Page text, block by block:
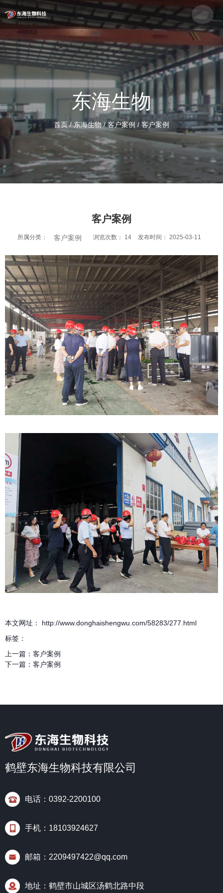
东海生物
首页/东海生物 /客户案例 /客户案例
客户案例
所属分类： 客户案例 浏览次数： 14 发布时间： 2025-03-11
本文网址： http://www.donghaishengwu.com/58283/277.html
标签：
上一篇： 客户案例
下一篇： 客户案例
鹤壁东海生物科技有限公司
电话：0392-2200100
手机：18103924627
邮箱：2209497422@qq.com
地址：鹤壁市山城区汤鹤北路中段